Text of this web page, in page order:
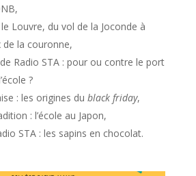
Louvre, du vol de la Joconde à
de la couronne,
Radio STA : pour ou contre le port
?
: les origines du black friday,
: l’école au Japon,
STA : les sapins en chocolat.